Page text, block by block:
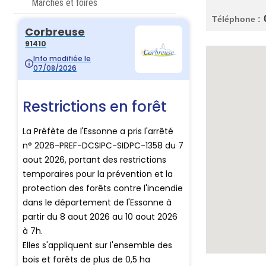
Marchés et foires
Téléphone :